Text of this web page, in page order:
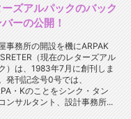
ーズアルパックのバック
ーの公開！
事務所の開設を機にARPAK
（現在のレターズアル
）は、1983年7月に創刊しま
発刊記念号0号では、
・Kのことをシンク・タン
ンサルタント、設計事務所...